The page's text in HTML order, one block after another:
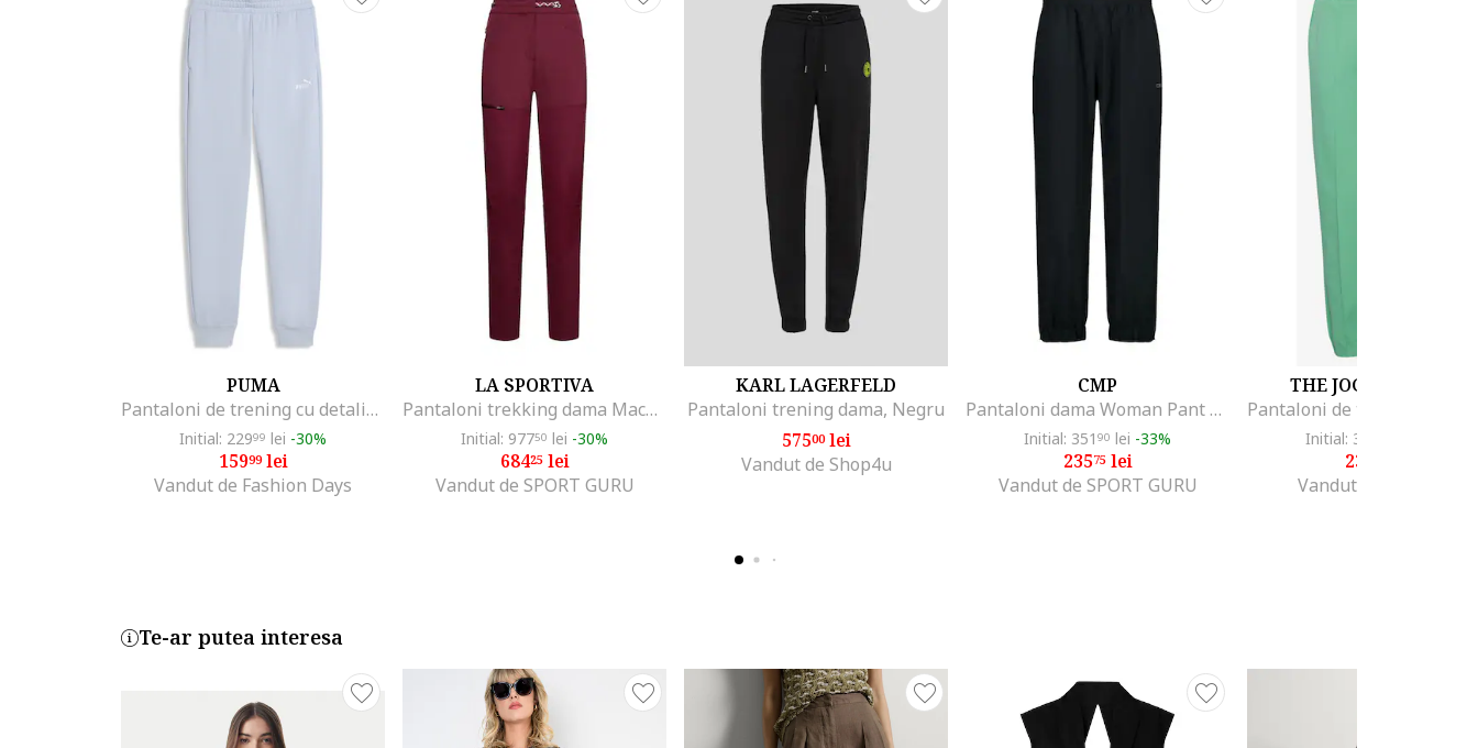
PUMA
Pantaloni de trening cu detaliu logo Essential, Albastru deschis
Initial: 22999 lei -30%
15999lei
Vandut de Fashion Days
LA SPORTIVA
Pantaloni trekking dama Machina Tech, Visiniu
Initial: 97750 lei -30%
68425lei
Vandut de SPORT GURU
KARL LAGERFELD
Pantaloni trening dama, Negru
57500lei
Vandut de Shop4u
CMP
Pantaloni dama Woman Pant Rain 35X7386, Negru
Initial: 351 90 lei -33%
23575lei
Vandut de SPORT GURU
THE JOGG CONCEPT
Initial: 384
232
Vandut de PB Retail
Te-ar putea interesa